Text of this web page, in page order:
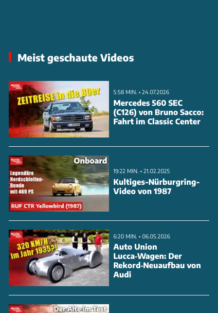
Meist geschaute Videos
5:58 MIN. • 24.07.2026
Mercedes 560 SEC
(C126) von Bruno Sacco:
Fahrt im Classic Center
19:22 MIN. • 21.02.2025
Kultiges-Nürburgring-
Video von 1987
6:20 MIN. • 06.05.2026
Auto Union
Lucca‑Wagen: Der
Rekord‑Neuaufbau von
Audi